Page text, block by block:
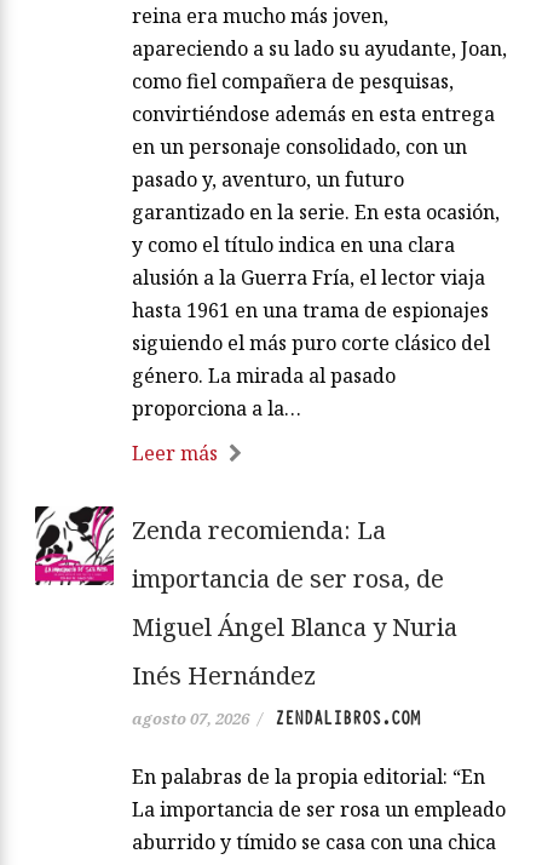
reina era mucho más joven,
apareciendo a su lado su ayudante, Joan,
como fiel compañera de pesquisas,
convirtiéndose además en esta entrega
en un personaje consolidado, con un
pasado y, aventuro, un futuro
garantizado en la serie. En esta ocasión,
y como el título indica en una clara
alusión a la Guerra Fría, el lector viaja
hasta 1961 en una trama de espionajes
siguiendo el más puro corte clásico del
género. La mirada al pasado
proporciona a la…
Leer más
Zenda recomienda: La
importancia de ser rosa, de
Miguel Ángel Blanca y Nuria
Inés Hernández
agosto 07, 2026 / ZENDALIBROS.COM
En palabras de la propia editorial: “En
La importancia de ser rosa un empleado
aburrido y tímido se casa con una chica